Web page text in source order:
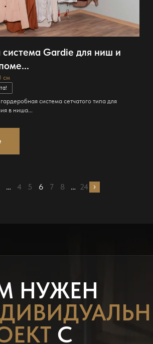
система Gardie для ниш и
см
система сетчатого типа для
в ниша...
… 4 5 6 7 8 … 24
НУЖЕН
С